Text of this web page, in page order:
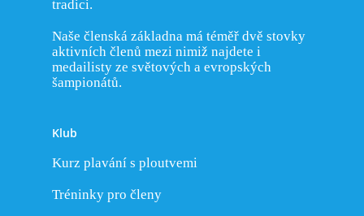
tradici.
Naše členská základna má téměř dvě stovky
aktivních členů mezi nimiž najdete i
medailisty ze světových a evropských
šampionátů.
Klub
Kurz plavání s ploutvemi
Tréninky pro členy
Úspěchy
Trenéři KSP
Rychlostní potápění
Bi-fins
Historie KSP Olomouc
Historie plavání s
Svaz potápěčů ČR
Odkazy
Kurz plavání
Příměstský tábor